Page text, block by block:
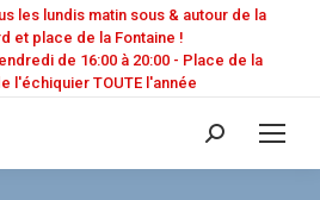
les lundis matin sous & autour de la
et place de la Fontaine !
de 16:00 à 20:00 - Place de la
l'échiquier TOUTE l'année
Recherche
: